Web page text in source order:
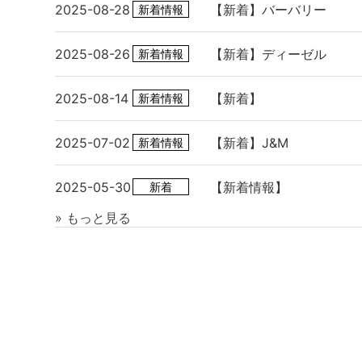
2025-08-28 新着情報 【新着】バーバリー
2025-08-26 新着情報 【新着】ディーゼル
2025-08-14 新着情報 【新着】
2025-07-02 新着情報 【新着】J&M
2025-05-30 新着
【新着情報】
» もっと見る